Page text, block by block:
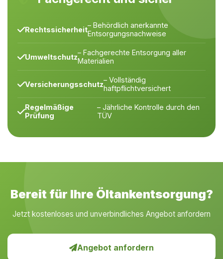
Rechtssicherheit– Behördlich anerkannte
Entsorgungsnachweise
Umweltschutz– Fachgerechte Entsorgung aller
Materialien
Versicherungsschutz– Vollständig
haftpflichtversichert
Regelmäßige
Prüfung
– Jährliche Kontrolle durch den
TÜV
Bereit für Ihre Öltankentsorgung?
Jetzt kostenloses und unverbindliches Angebot anfordern
Angebot anfordern